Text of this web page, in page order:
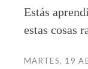
Estás
estas cosas
MARTES, 19